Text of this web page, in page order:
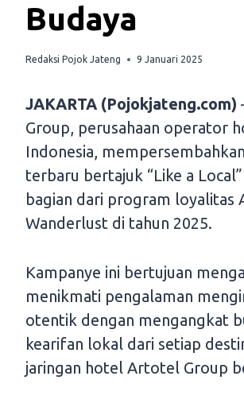
Budaya
Redaksi Pojok Jateng 9 Januari 2025
JAKARTA (Pojokjateng.com)
Group, perusahaan operator
Indonesia,
terbaru bertajuk “Like a
bagian dari program loyalitas
Wanderlust di tahun 2025.
Kampanye ini bertujuan
menikmati pengalaman
otentik dengan mengangkat
kearifan lokal dari setiap
jaringan hotel Artotel Group